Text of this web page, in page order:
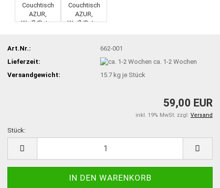
Art.Nr.:
662-001
Lieferzeit:
ca. 1-2 Wochen
Versandgewicht:
15.7 kg je Stück
59,00 EUR
inkl. 19% MwSt. zzgl. Versand
Stück: